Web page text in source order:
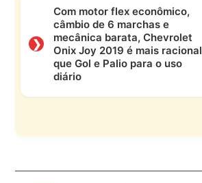
❯
Com motor flex econômico,
câmbio de 6 marchas e
mecânica barata, Chevrolet
Onix Joy 2019 é mais racional
que Gol e Palio para o uso
diário